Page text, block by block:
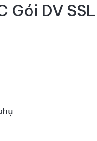
Gói DV SSL